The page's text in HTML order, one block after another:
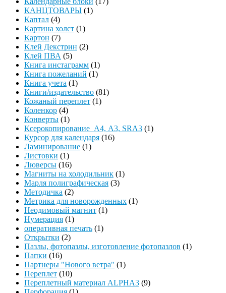
КАНЦТОВАРЫ (1)
Каптал (4)
Картина холст (1)
Картон (7)
Клей Декстрин (2)
Клей ПВА (5)
Книга инстаграмм (1)
Книга пожеланий (1)
Книга учета (1)
Книги/издательство (81)
Кожаный переплет (1)
Коленкор (4)
Конверты (1)
Ксерокопирование А4, А3, SRA3 (1)
Курсор для календаря (16)
Ламинирование (1)
Листовки (1)
Люверсы (16)
Магниты на холодильник (1)
Марля полиграфическая (3)
Методичка (2)
Метрика для новорожденных (1)
Неодимовый магнит (1)
Нумерация (1)
оперативная печать (1)
Открытки (2)
Пазлы, фотопазлы, изготовление фотопазлов (1)
Папки (16)
Партнеры "Нового ветра" (1)
Переплет (10)
Переплетный материал ALPHA3 (9)